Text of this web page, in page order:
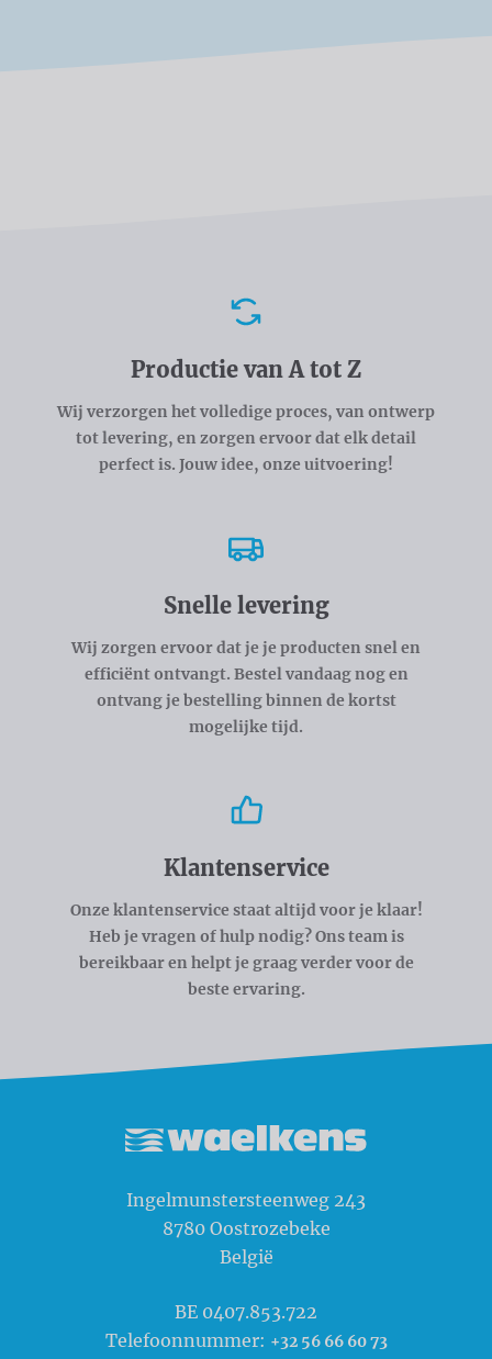
Productie van A tot Z
Wij verzorgen het volledige proces, van ontwerp
tot levering, en zorgen ervoor dat elk detail
perfect is. Jouw idee, onze uitvoering!
Snelle levering
Wij zorgen ervoor dat je je producten snel en
efficiënt ontvangt. Bestel vandaag nog en
ontvang je bestelling binnen de kortst
mogelijke tijd.
Klantenservice
Onze klantenservice staat altijd voor je klaar!
Heb je vragen of hulp nodig? Ons team is
bereikbaar en helpt je graag verder voor de
beste ervaring.
Ingelmunstersteenweg 243
8780 Oostrozebeke
België
BE 0407.853.722
Telefoonnummer: +32 56 66 60 73